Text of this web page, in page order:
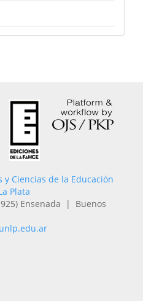
Ciencias de la Educación
Plata
Ensenada | Buenos